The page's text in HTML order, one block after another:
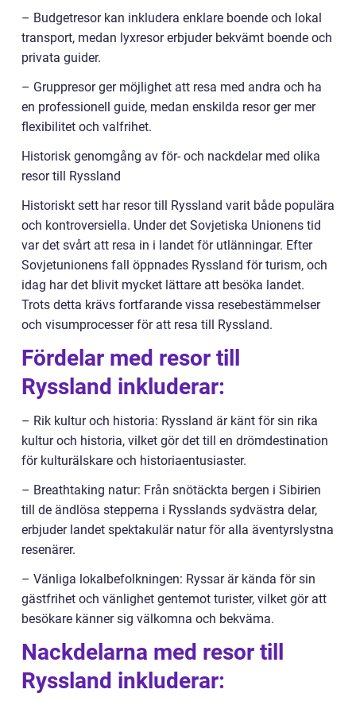
– Budgetresor kan inkludera enklare boende och lokal
transport, medan lyxresor erbjuder bekvämt boende och
privata guider.
– Gruppresor ger möjlighet att resa med andra och ha
en professionell guide, medan enskilda resor ger mer
flexibilitet och valfrihet.
Historisk genomgång av för- och nackdelar med olika
resor till Ryssland
Historiskt sett har resor till Ryssland varit både populära
och kontroversiella. Under det Sovjetiska Unionens tid
var det svårt att resa in i landet för utlänningar. Efter
Sovjetunionens fall öppnades Ryssland för turism, och
idag har det blivit mycket lättare att besöka landet.
Trots detta krävs fortfarande vissa resebestämmelser
och visumprocesser för att resa till Ryssland.
Fördelar med resor till
Ryssland inkluderar:
– Rik kultur och historia: Ryssland är känt för sin rika
kultur och historia, vilket gör det till en drömdestination
för kulturälskare och historiaentusiaster.
– Breathtaking natur: Från snötäckta bergen i Sibirien
till de ändlösa stepperna i Rysslands sydvästra delar,
erbjuder landet spektakulär natur för alla äventyrslystna
resenärer.
– Vänliga lokalbefolkningen: Ryssar är kända för sin
gästfrihet och vänlighet gentemot turister, vilket gör att
besökare känner sig välkomna och bekväma.
Nackdelarna med resor till
Ryssland inkluderar: